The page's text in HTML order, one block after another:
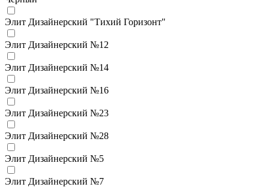
Элит Дизайнерский "Тихий Горизонт"
Элит Дизайнерский №12
Элит Дизайнерский №14
Элит Дизайнерский №16
Элит Дизайнерский №23
Элит Дизайнерский №28
Элит Дизайнерский №5
Элит Дизайнерский №7